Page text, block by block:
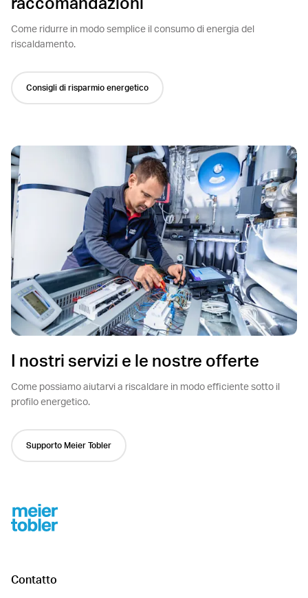
raccomandazioni
Come ridurre in modo semplice il consumo di energia del
riscaldamento.
Consigli di risparmio energetico
I nostri servizi e le nostre offerte
Come possiamo aiutarvi a riscaldare in modo efficiente sotto il
profilo energetico.
Supporto Meier Tobler
Footer
Contatto